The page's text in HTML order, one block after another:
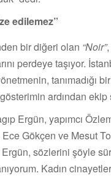
edilemez”
bir diğeri olan “Noir”
perdeye taşıyor.
tanımadığı
ardından
Ergün, yapımcı
Gökçen ve Mesut
sözlerini şöyle
Kadın